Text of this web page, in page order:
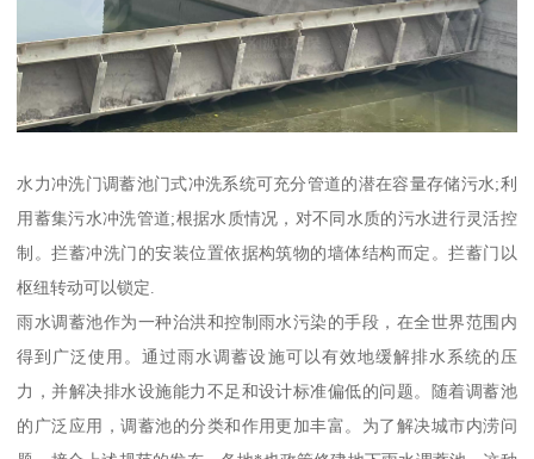
水力冲洗门调蓄池门式冲洗系统可充分管道的潜在容量存储污水;利
用蓄集污水冲洗管道;根据水质情况，对不同水质的污水进行灵活控
制。拦蓄冲洗门的安装位置依据构筑物的墙体结构而定。拦蓄门以
枢纽转动可以锁定.
雨水调蓄池作为一种治洪和控制雨水污染的手段，在全世界范围内
得到广泛使用。通过雨水调蓄设施可以有效地缓解排水系统的压
力，并解决排水设施能力不足和设计标准偏低的问题。随着调蓄池
的广泛应用，调蓄池的分类和作用更加丰富。为了解决城市内涝问